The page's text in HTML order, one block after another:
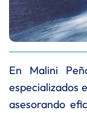
En Malini
especializados
asesorando